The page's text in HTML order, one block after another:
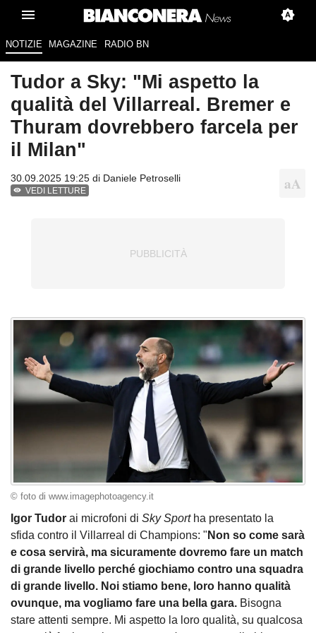
NOTIZIE MAGAZINE RADIO BN
Tudor a Sky: "Mi aspetto la
qualità del Villarreal. Bremer e
Thuram dovrebbero farcela per
il Milan"
30.09.2025 19:25 di Daniele Petroselli
VEDI LETTURE
© foto di www.imagephotoagency.it
Igor Tudor ai microfoni di Sky Sportha presentato la
sfida contro il Villarreal di Champions: " Non so come sarà
e cosa servirà, ma sicuramente dovremo fare un match
di grande livello perché giochiamo contro una squadra
di grande livello. Noi stiamo bene, loro hanno qualità
ovunque, ma vogliamo fare una bella gara. Bisogna
stare attenti sempre. Mi aspetto la loro qualità, su qualcosa